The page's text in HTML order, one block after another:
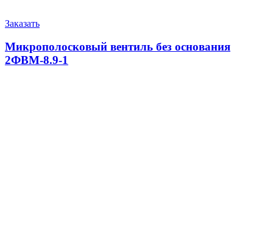
Заказать
Микрополосковый вентиль без основания
2ФВМ-8.9-1